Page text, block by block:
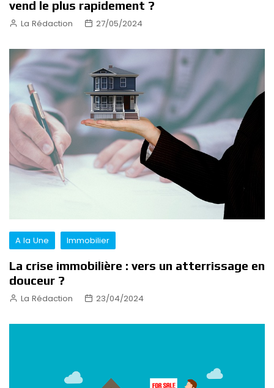
vend le plus rapidement ?
La Rédaction 27/05/2024
A la Une Immobilier
La crise immobilière : vers un atterrissage en
douceur ?
La Rédaction 23/04/2024